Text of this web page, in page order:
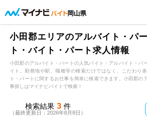
岡山県
小田郡エリアのアルバイト・パ
ト・バイト・パート求人情報
小田郡のアルバイト・パートの人気バイト・アルバイト・パ
イト。勤務地や駅、職種等の検索だけではなく、こだわり
ト・パートに関するお仕事を簡単に検索できます。小田郡の
事探しはマイナビバイトで検索！
検索結果 3 件
（最終更新日：2026年8月8日）